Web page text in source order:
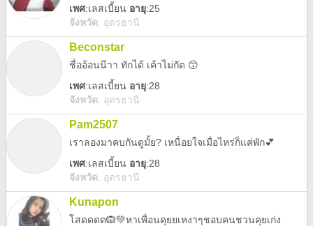
เพศ:เลสเบี้ยน อายุ:25
จังหวัด: อุดรธานี
Beconstar
ชื่ออ้อนน๊าา ทักได้ เค้าไม่กัด 😙
เพศ:เลสเบี้ยน อายุ:28
จังหวัด: อุดรธานี
Pam2507
เราลองมาคบกันดูมั้ย? เหนื่อยใจเมื่อไหร่ก็แค่พัก💕
เพศ:เลสเบี้ยน อายุ:28
จังหวัด: อุดรธานี
Kunapon
โสดดดด🙉💚หาเพื่อนคุยยเหงาๆชอบคนชวนคุยเก่ง